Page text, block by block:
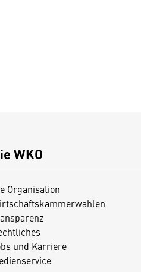
WKO
Organisation
und Karriere